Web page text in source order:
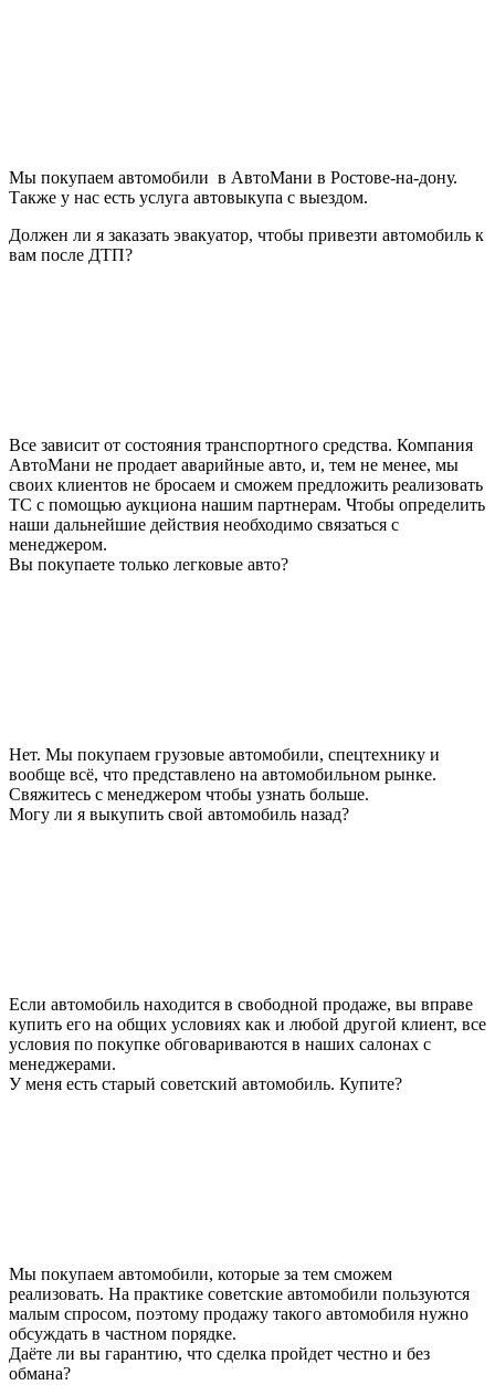
Мы покупаем автомобили в АвтоМани в Ростове-на-дону.
Также у нас есть услуга автовыкупа с выездом.
Должен ли я заказать эвакуатор, чтобы привезти автомобиль к
вам после ДТП?
Все зависит от состояния транспортного средства. Компания
АвтоМани не продает аварийные авто, и, тем не менее, мы
своих клиентов не бросаем и сможем предложить реализовать
ТС с помощью аукциона нашим партнерам. Чтобы определить
наши дальнейшие действия необходимо связаться с
менеджером.
Вы покупаете только легковые авто?
Нет. Мы покупаем грузовые автомобили, спецтехнику и
вообще всё, что представлено на автомобильном рынке.
Свяжитесь с менеджером чтобы узнать больше.
Могу ли я выкупить свой автомобиль назад?
Если автомобиль находится в свободной продаже, вы вправе
купить его на общих условиях как и любой другой клиент, все
условия по покупке обговариваются в наших салонах с
менеджерами.
У меня есть старый советский автомобиль. Купите?
Мы покупаем автомобили, которые за тем сможем
реализовать. На практике советские автомобили пользуются
малым спросом, поэтому продажу такого автомобиля нужно
обсуждать в частном порядке.
Даёте ли вы гарантию, что сделка пройдет честно и без
обмана?